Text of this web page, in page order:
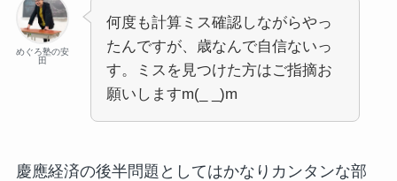
めぐろ塾の安
田
何度も計算ミス確認しながらやっ
たんですが、歳なんで自信ないっ
す。ミスを見つけた方はご指摘お
願いしますm(_ _)m
慶應経済の後半問題としてはかなりカンタンな部